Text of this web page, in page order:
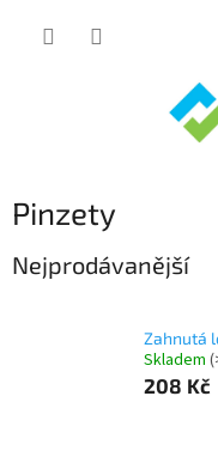
Pinzety
Nejprodávanější
Zahnutá
Skladem
208 Kč